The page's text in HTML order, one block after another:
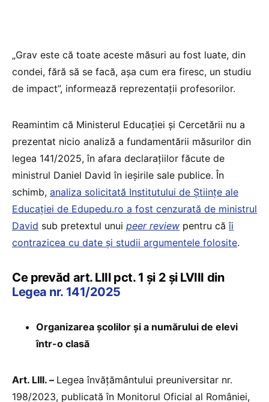
„Grav este că toate aceste măsuri au fost luate, din
condei, fără să se facă, aşa cum era firesc, un studiu
de impact”, informează reprezentații profesorilor.
Reamintim că Ministerul Educației și Cercetării nu a
prezentat nicio analiză a fundamentării măsurilor din
legea 141/2025, în afara declarațiilor făcute de
ministrul Daniel David în ieșirile sale publice. În
schimb, analiza solicitată Institutului de Științe ale
Educației de Edupedu.ro a fost cenzurată de ministrul
David sub pretextul unui peer review pentru căîi
contrazicea cu date și studii argumentele folosite.
Ce prevăd art. LIIl pct. 1 şi 2 și LVIII din
Legea nr. 141/2025
Organizarea școlilor și a numărului de elevi
într-o clasă
Art. LIII. – Legea învăţământului preuniversitar nr.
198/2023, publicată în Monitorul Oficial al României,